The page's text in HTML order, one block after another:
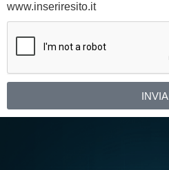
www.inseriresito.it
INVIA
Alternative: